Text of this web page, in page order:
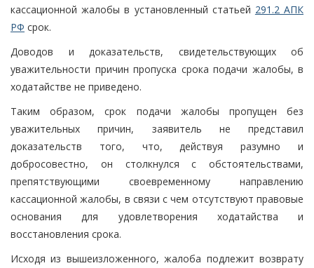
кассационной жалобы в установленный статьей 291.2 АПК
РФ срок.
Доводов и доказательств, свидетельствующих об
уважительности причин пропуска срока подачи жалобы, в
ходатайстве не приведено.
Таким образом, срок подачи жалобы пропущен без
уважительных причин, заявитель не представил
доказательств того, что, действуя разумно и
добросовестно, он столкнулся с обстоятельствами,
препятствующими своевременному направлению
кассационной жалобы, в связи с чем отсутствуют правовые
основания для удовлетворения ходатайства и
восстановления срока.
Исходя из вышеизложенного, жалоба подлежит возврату